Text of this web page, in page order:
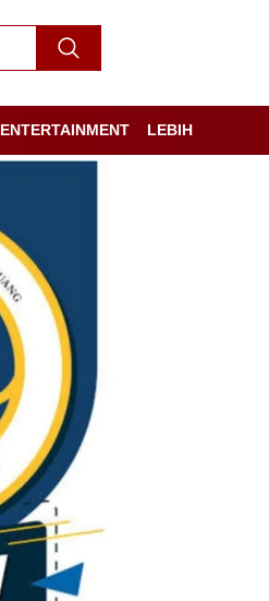
ENTERTAINMENT LEBIH